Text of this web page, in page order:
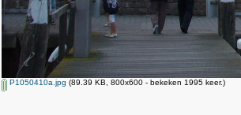
P1050410a.jpg (89.39 KB, 800x600 - bekeken 1995 keer.)